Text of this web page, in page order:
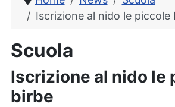
Iscrizione al nido le piccole
Scuola
Iscrizione al nido le
birbe